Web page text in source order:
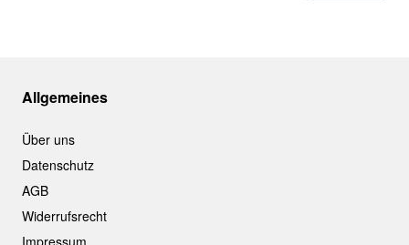
Allgemeines
Über uns
Datenschutz
AGB
Widerrufsrecht
Impressum